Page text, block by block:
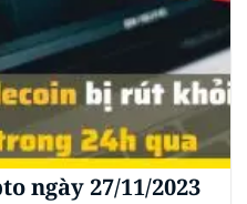
ngày 27/11/2023